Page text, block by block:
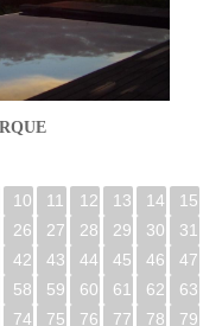
10 11 12 13 14
15
26 27 28 29 30
31
42 43 44 45 46
47
58 59 60 61 62
63
74 75 76 77 78
79